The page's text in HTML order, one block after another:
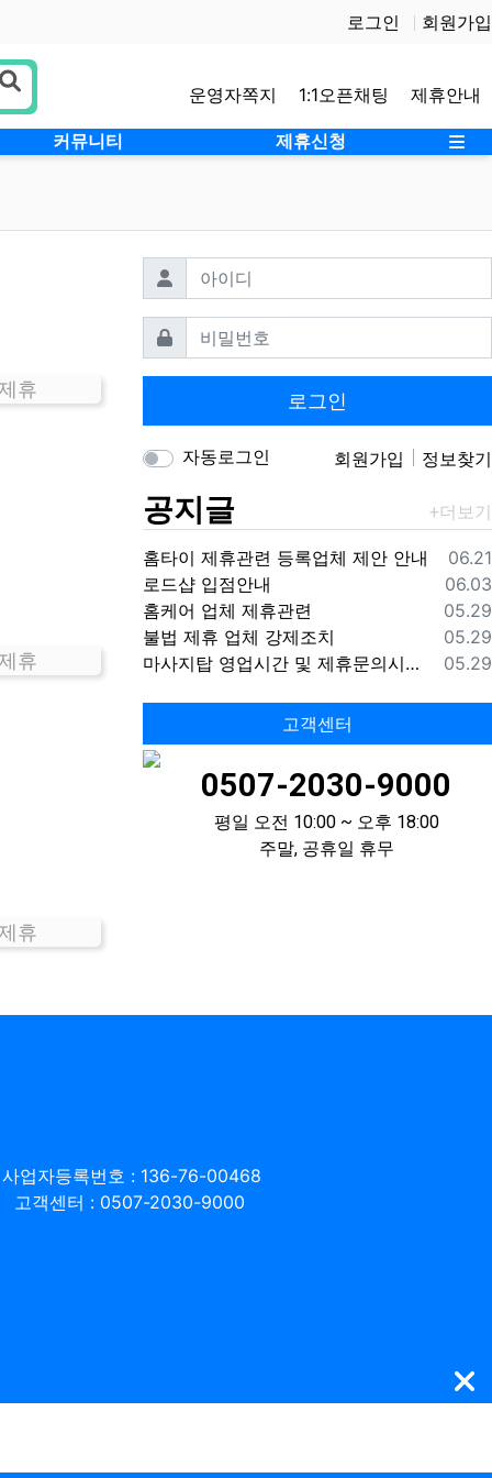
로그인 회원가입
운영자쪽지 1:1오픈채팅 제휴안내
커뮤니티 제휴신청 사
휴
휴
휴
아이디 필수
비밀번호필수
로그인
자동로그인 회원가입 정보찾기
공지글
등록
06.21
홈타이 제휴관련 등록업체 제안 안내
등록
06.03
로드샵 입점안내
등록
05.29
홈케어 업체 제휴관련
등록
05.29
불법 제휴 업체 강제조치
등록
05.29
마사지탑 영업시간 및 제휴문의시간 안내
고객센터
0507-2030-9000
평일 오전 10:00 ~ 오후 18:00
주말, 공휴일 휴무
사업자등록번호 : 136-76-00468
고객센터 : 0507-2030-9000